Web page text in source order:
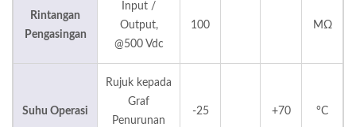
Rintangan
Pengasingan
Input /
Output,
@500 Vdc
100 MΩ
Suhu Operasi
Rujuk kepada
Graf
Penurunan
-25 +70 °C